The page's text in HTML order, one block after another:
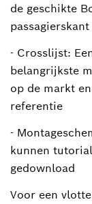
de geschikte
- Crosslijst:
belangrijkste
op de markt
referentie
-
kunnen
gedownload
Voor een